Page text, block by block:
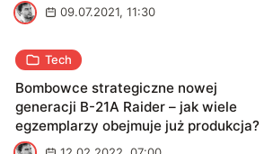
M
09.07.2021, 11:30
Tech
Bombowce strategiczne nowej
generacji B-21A Raider – jak wiele
egzemplarzy obejmuje już produkcja?